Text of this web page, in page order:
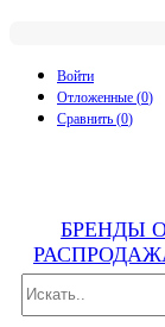
Войти
Отложенные (0)
Сравнить (0)
БРЕНДЫ